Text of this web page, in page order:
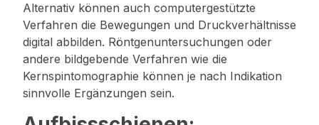
Alternativ können auch computergestützte
Verfahren die Bewegungen und Druckverhältnisse
digital abbilden. Röntgenuntersuchungen oder
andere bildgebende Verfahren wie die
Kernspintomographie können je nach Indikation
sinnvolle Ergänzungen sein.